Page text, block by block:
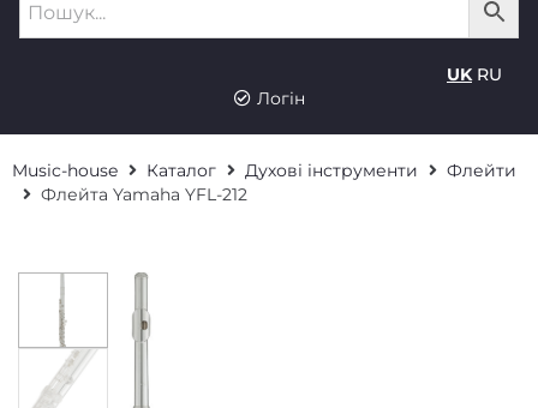
UK RU
Логін
Music-house Каталог Духові інструменти
Флейти
Флейта Yamaha YFL-212